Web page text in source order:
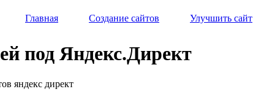
Главная Создание сайтов Улучшить сайт
под Яндекс.Директ
яндекс директ